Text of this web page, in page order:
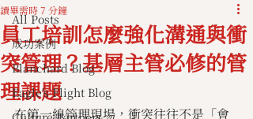
All Posts
成功案例
Blanchard Blog
Eagle's Flight Blog
員工培訓怎麼強化溝通與衝
突管理？基層主管必修的管
理課題
讀畢需時 7 分鐘
在第一線管理現場，衝突往往不是「會